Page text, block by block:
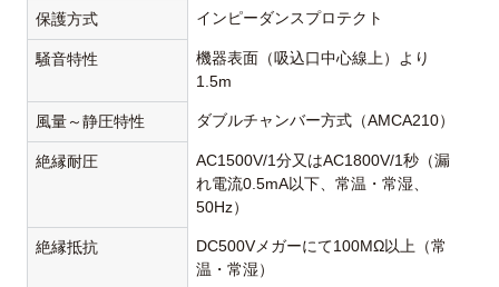
保護方式 インピーダンスプロテクト
騒音特性
機器表面（吸込口中心線上）より
1.5m
風量～静圧特性 ダブルチャンバー方式（AMCA210）
絶縁耐圧
AC1500V/1分又はAC1800V/1秒（漏
れ電流0.5mA以下、常温・常湿、
50Hz）
絶縁抵抗
DC500Vメガーにて100MΩ以上（常
温・常湿）